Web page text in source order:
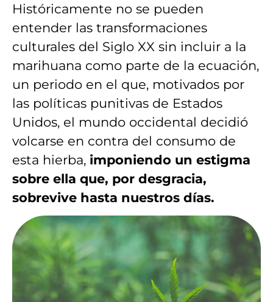
Históricamente no se pueden
entender las transformaciones
culturales del Siglo XX sin incluir a la
marihuana como parte de la ecuación,
un periodo en el que, motivados por
las políticas punitivas de Estados
Unidos, el mundo occidental decidió
volcarse en contra del consumo de
esta hierba, imponiendo un estigma
sobre ella que, por desgracia,
sobrevive hasta nuestros días.